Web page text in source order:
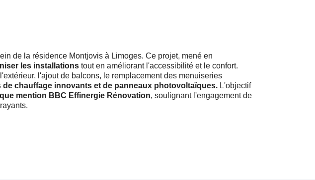
de la résidence Montjovis à Limoges. Ce projet, mené en
les installations tout en améliorant l'accessibilité et le confort.
l'ajout de balcons, le remplacement des menuiseries
chauffage innovants et de panneaux photovoltaïques. L'objectif
mention BBC Effinergie Rénovation, soulignant l'engagement de